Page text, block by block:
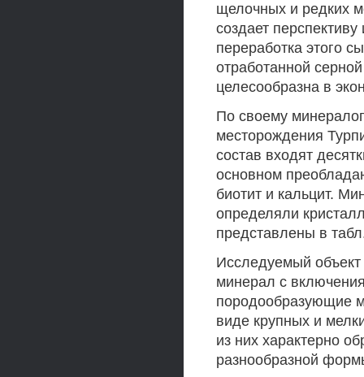
щелочных и редких
создает
переработка этого
отработанной
целесообразна в
По своему
месторождения
состав входят
основном
биотит и кальцит.
определяли
представлены в
Исследуемый
минерал с
породообразующие
виде крупных и
из них характерно
разнообразной